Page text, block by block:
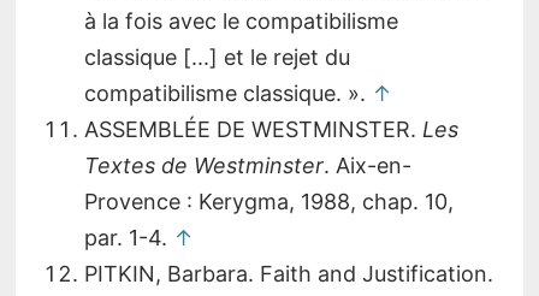
à la fois avec le compatibilisme
classique [...] et le rejet du
compatibilisme classique. ». ↑
ASSEMBLÉE DE WESTMINSTER. Les
Textes de Westminster. Aix-en-
Provence : Kerygma, 1988, chap. 10,
par. 1-4. ↑
PITKIN, Barbara. Faith and Justification.